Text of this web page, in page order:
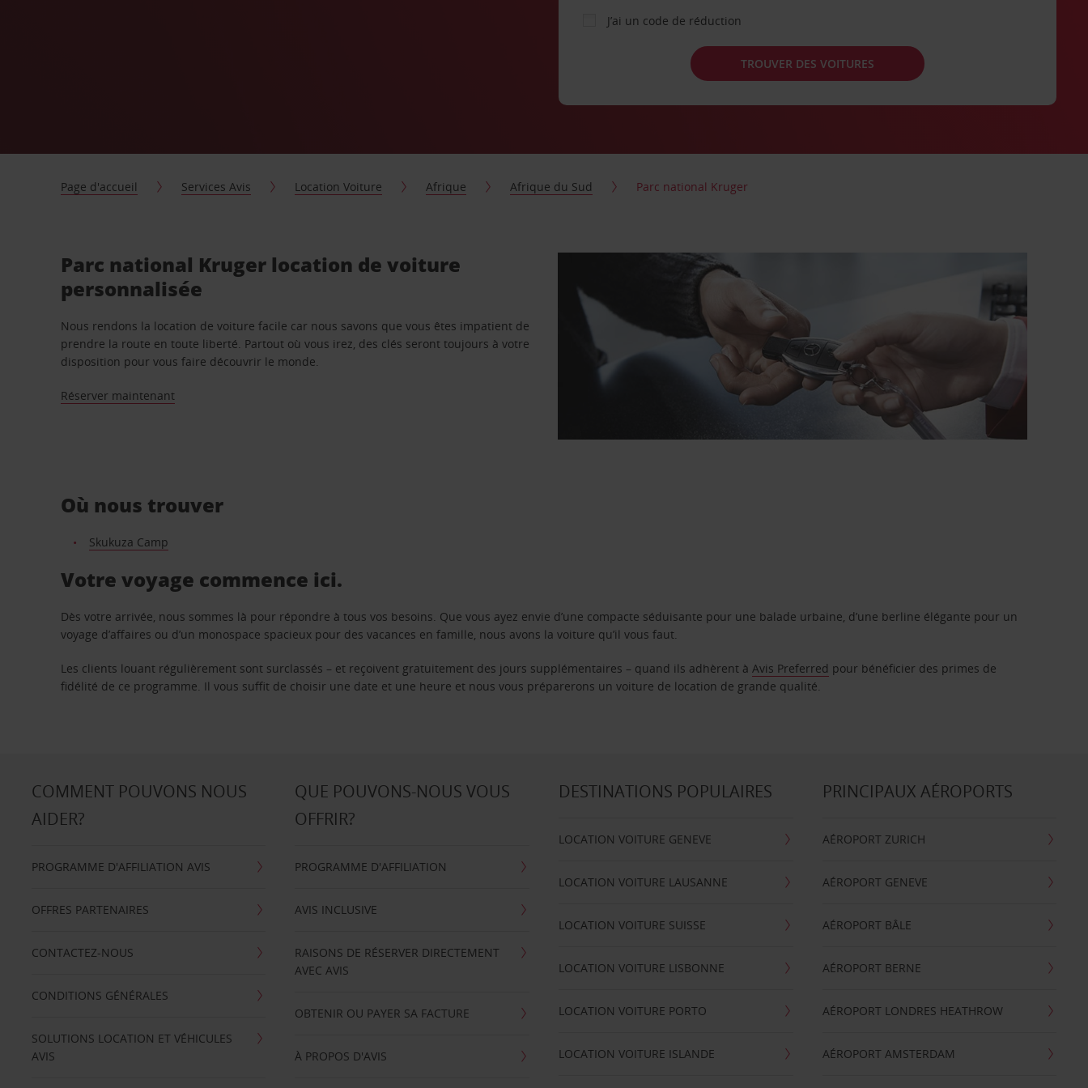
J’ai un code de réduction
TROUVER DES VOITURES
Page d'accueil Services Avis Location Voiture Afrique Afrique du Sud Parc national Kruger
Parc national Kruger location de voiture
personnalisée
Nous rendons la location de voiture facile car nous savons que vous êtes impatient de
prendre la route en toute liberté. Partout où vous irez, des clés seront toujours à votre
disposition pour vous faire découvrir le monde.
Réserver maintenant
Où nous trouver
Skukuza Camp
Votre voyage commence ici.
Dès votre arrivée, nous sommes là pour répondre à tous vos besoins. Que vous ayez envie d’une compacte séduisante pour une balade urbaine, d’une berline élégante pour un
voyage d’affaires ou d’un monospace spacieux pour des vacances en famille, nous avons la voiture qu’il vous faut.
Les clients louant régulièrement sont surclassés – et reçoivent gratuitement des jours supplémentaires – quand ils adhèrent àAvis Preferred pour bénéficier des primes de
fidélité de ce programme. Il vous suffit de choisir une date et une heure et nous vous préparerons un voiture de location de grande qualité.
COMMENT POUVONS NOUS
AIDER?
PROGRAMME D'AFFILIATION AVIS
OFFRES PARTENAIRES
CONTACTEZ-NOUS
CONDITIONS GÉNÉRALES
SOLUTIONS LOCATION ET VÉHICULES
AVIS
QUE POUVONS-NOUS VOUS
OFFRIR?
PROGRAMME D'AFFILIATION
AVIS INCLUSIVE
RAISONS DE RÉSERVER DIRECTEMENT
AVEC AVIS
OBTENIR OU PAYER SA FACTURE
À PROPOS D'AVIS
DESTINATIONS POPULAIRES
LOCATION VOITURE GENEVE
LOCATION VOITURE LAUSANNE
LOCATION VOITURE SUISSE
LOCATION VOITURE LISBONNE
LOCATION VOITURE PORTO
LOCATION VOITURE ISLANDE
PRINCIPAUX AÉROPORTS
AÉROPORT ZURICH
AÉROPORT GENEVE
AÉROPORT BÂLE
AÉROPORT BERNE
AÉROPORT LONDRES HEATHROW
AÉROPORT AMSTERDAM